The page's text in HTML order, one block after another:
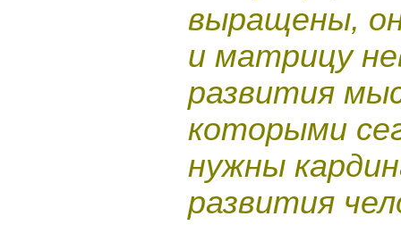
выращены,
и матрицу
развития
которыми
нужны
развития